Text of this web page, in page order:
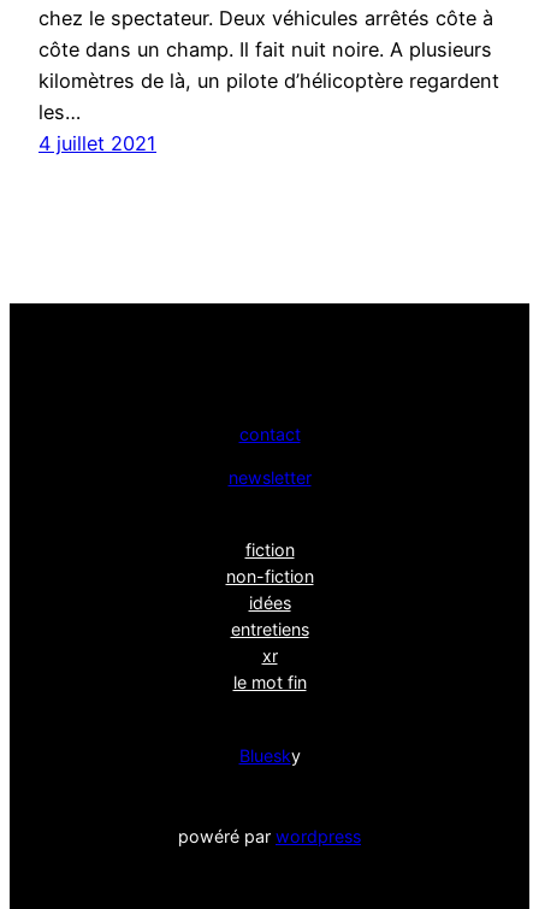
chez le spectateur. Deux véhicules arrêtés côte à
côte dans un champ. Il fait nuit noire. A plusieurs
kilomètres de là, un pilote d’hélicoptère regardent
les…
4 juillet 2021
contact
newsletter
fiction
non-fiction
idées
entretiens
xr
le mot fin
Bluesky
powéré par wordpress